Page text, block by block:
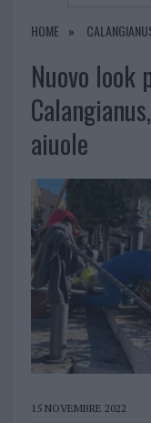
HOME
Nuovo look
aiuole
15 NOVEMBRE 2022